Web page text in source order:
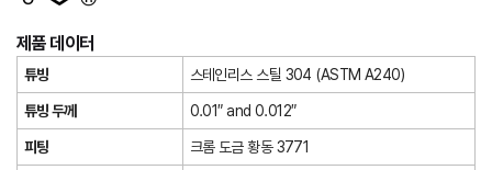
제품 데이터
튜빙 스테인리스 스틸 304 (ASTM A240)
튜빙 두께 0.01″ and 0.012″
피팅 크롬 도금 황동 3771